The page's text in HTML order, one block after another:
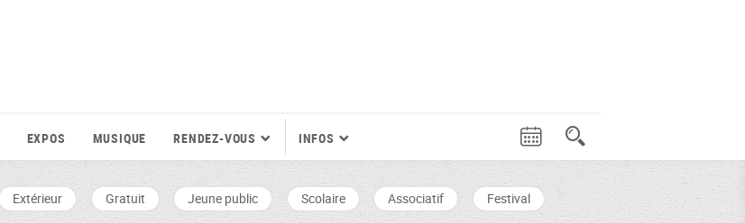
EXPOS MUSIQUE RENDEZ-VOUS INFOS
Extérieur Gratuit Jeune public Scolaire Associatif Festival